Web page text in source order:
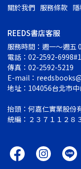
關於我們 服務條款
REEDS書店客服
服務時間：週一～週五
電話：02-2592-
傳真：02-2592-5219
E-mail：
地址：104056台北市
抬頭：何嘉仁實業股份
統編：２３７１１２８